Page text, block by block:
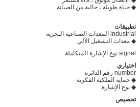
◆ حياة طويلة ، خالية من الصيانة
تطبيقات
industrial المعدات الصناعية البحرية
◆ معدات التشغيل الآلي
signal نوع الإشارة المتكاملة
اختياري
number رقم الدائرة
◆ حماية الملكية الفكرية
◆ نوع الإشارة
تخصيص